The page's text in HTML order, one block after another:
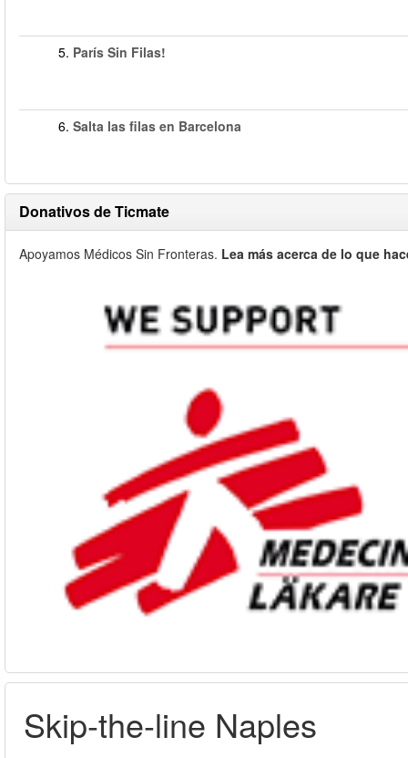
5. París Sin Filas!
6. Salta las filas en Barcelona
Donativos de Ticmate
Apoyamos Médicos Sin Fronteras. Lea más acerca de lo que
Skip-the-line Naples